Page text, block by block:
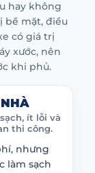
hay không
bề mặt, điều
có giá trị
xước, nên
khi phủ.
ít lỗi và
thi công.
nhưng
làm sạch